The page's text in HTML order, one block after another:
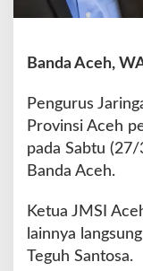
r
d
2
0
-
0
1
R
Banda Aceh,
Pengurus
Provinsi Aceh
pada Sabtu
Banda Aceh.
Ketua JMSI
lainnya
Teguh Santosa.